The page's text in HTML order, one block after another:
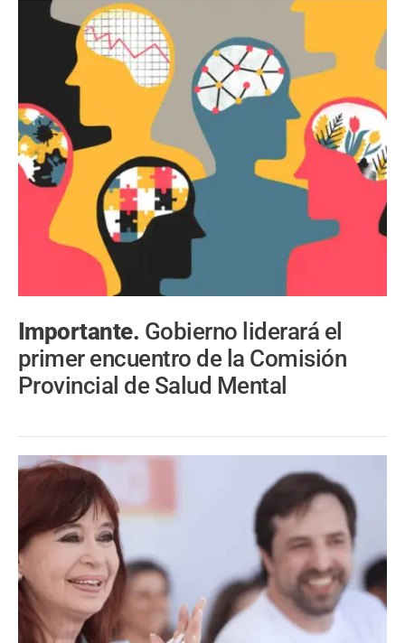
Importante. Gobierno liderará el
primer encuentro de la Comisión
Provincial de Salud Mental